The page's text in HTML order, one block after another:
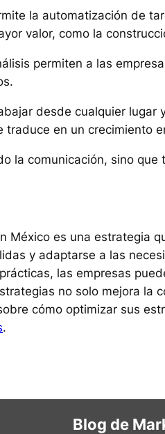
la automatización de
valor, como la
permiten a las
desde cualquier lugar
en un crecimiento
la comunicación, sino
México es una estrategia
y adaptarse a las
las empresas
no solo mejora la
cómo optimizar sus
.
Blog de